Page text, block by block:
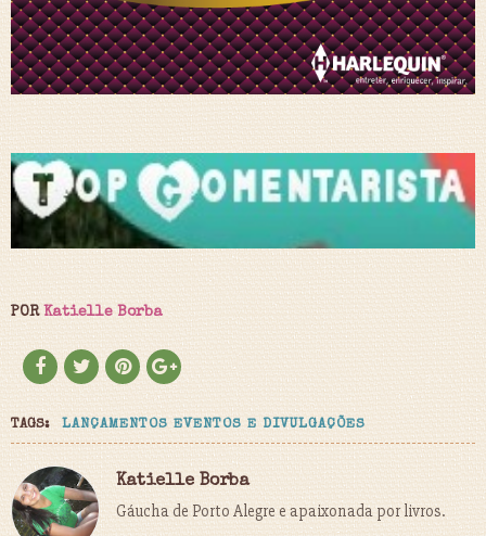
POR Katielle Borba
TAGS: LANÇAMENTOS EVENTOS E DIVULGAÇÕES
Katielle Borba
Gáucha de Porto Alegre e apaixonada por livros.